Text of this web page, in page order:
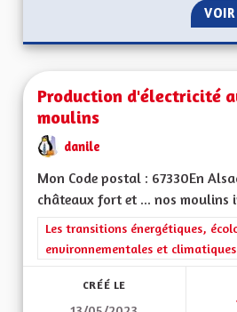
Production d'électricité
moulins
danile
Mon Code postal : 67330En
châteaux fort et ... nos moulins
Filtrer les résultats de la
Les transitions énergétiques,
environnementales et climatiques
CRÉÉ LE